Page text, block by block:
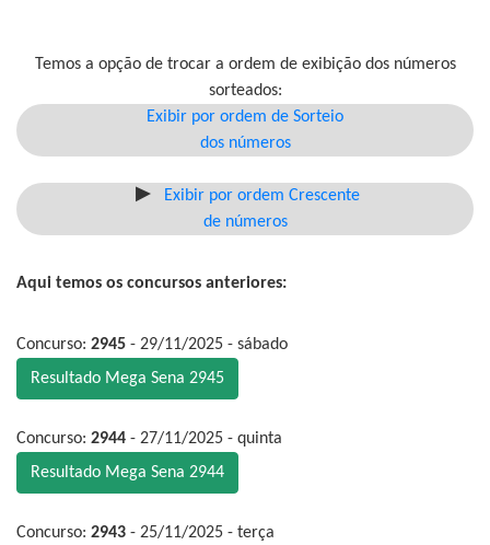
Temos a opção de trocar a ordem de exibição dos números
sorteados:
Exibir por ordem de Sorteio
dos números
Exibir por ordem Crescente
de números
Aqui temos os concursos anteriores:
Concurso: 2945 - 29/11/2025 - sábado
Resultado Mega Sena 2945
Concurso: 2944 - 27/11/2025 - quinta
Resultado Mega Sena 2944
Concurso: 2943 - 25/11/2025 - terça